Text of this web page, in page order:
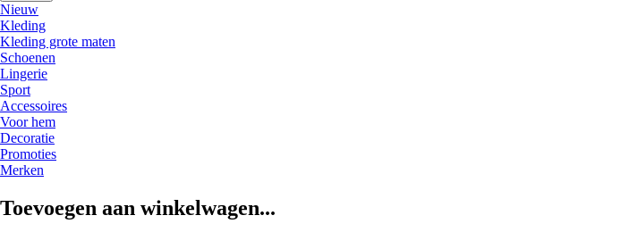
Nieuw
Kleding
Kleding grote maten
Schoenen
Lingerie
Sport
Accessoires
Voor hem
Decoratie
Promoties
Merken
Toevoegen aan winkelwagen...